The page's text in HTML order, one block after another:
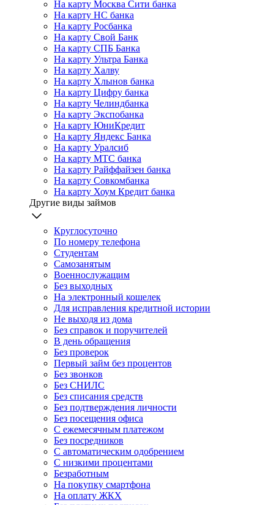
На карту Москва Сити банка
На карту НС банка
На карту Росбанка
На карту Свой Банк
На карту СПБ Банка
На карту Ультра Банка
На карту Халву
На карту Хлынов банка
На карту Цифру банка
На карту Челиндбанка
На карту Экспобанка
На карту ЮниКредит
На карту Яндекс Банка
На карту Уралсиб
На карту МТС банка
На карту Райффайзен банка
На карту Совкомбанка
На карту Хоум Кредит банка
Другие виды займов
Круглосуточно
По номеру телефона
Студентам
Самозанятым
Военнослужащим
Без выходных
На электронный кошелек
Для исправления кредитной истории
Не выходя из дома
Без справок и поручителей
В день обращения
Без проверок
Первый займ без процентов
Без звонков
Без СНИЛС
Без списания средств
Без подтверждения личности
Без посещения офиса
С ежемесячным платежом
Без посредников
С автоматическим одобрением
С низкими процентами
Безработным
На покупку смартфона
На оплату ЖКХ